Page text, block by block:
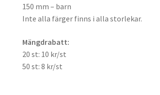
150 mm – barn
Inte alla färger finns i alla storlekar.
Mängdrabatt:
20 st: 10 kr/st
50 st: 8 kr/st